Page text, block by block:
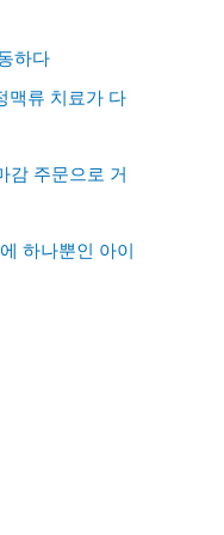
하다
맥류 치료가 다
감 주문으로 거
하나뿐인 아이